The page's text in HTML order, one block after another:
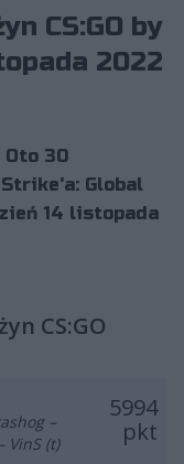
CS:GO by
2022
Oto 30
Global
14 listopada
CS:GO
–
VinS (t)
5994
pkt